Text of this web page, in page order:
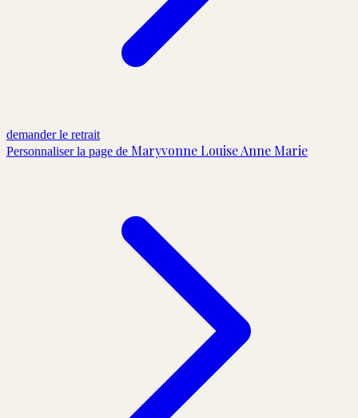
demander le retrait
Personnaliser la page de Maryvonne Louise Anne Marie